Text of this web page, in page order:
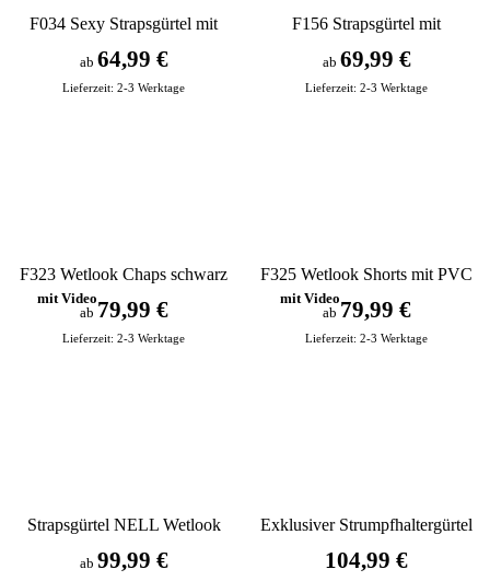
F034 Sexy Strapsgürtel mit
ab 64,99 €
Lieferzeit: 2-3 Werktage
F156 Strapsgürtel mit
ab 69,99 €
Lieferzeit: 2-3 Werktage
mit Video
F323 Wetlook Chaps schwarz
ab 79,99 €
Lieferzeit: 2-3 Werktage
mit Video
F325 Wetlook Shorts mit PVC
Strumpfhaltern schwarz
ab 79,99 €
Lieferzeit: 2-3 Werktage
Strapsgürtel NELL Wetlook
ab 99,99 €
Exklusiver Strumpfhaltergürtel
104,99 €